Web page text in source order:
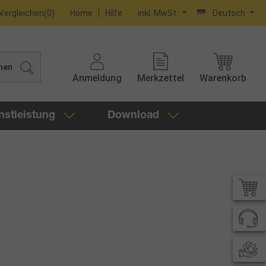
(0) Home Hilfe inkl. MwSt. Deutsch
Anmeldung Merkzettel Warenkorb
Download